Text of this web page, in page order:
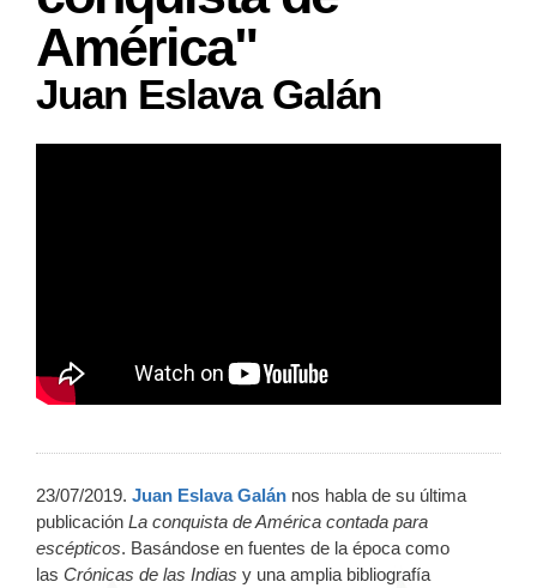
América"
Juan Eslava Galán
23/07/2019. Juan Eslava Galán nos habla de su última
publicación La conquista de América contada para
escépticos. Basándose en fuentes de la época como
las Crónicas de las Indias y una amplia bibliografía